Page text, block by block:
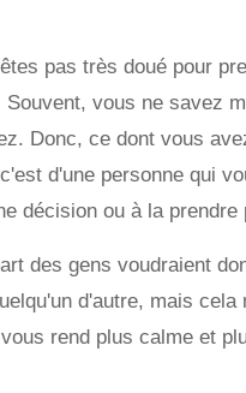
pas très doué pour
Souvent, vous ne savez
Donc, ce dont vous
d'une personne qui
décision ou à la prendre
des gens voudraient
d'autre, mais cela
rend plus calme et